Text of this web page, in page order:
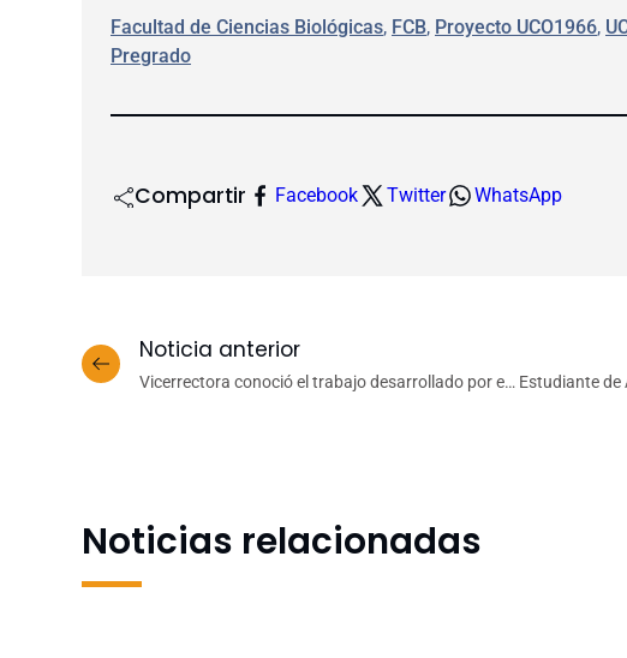
Facultad de Ciencias Biológicas, FCB, Proyecto UCO1966,
Pregrado
Compartir Facebook Twitter WhatsApp
Noticia anterior
Vicerrectora conoció el trabajo desarrollado por el
Estudiante de
Noticias relacionadas